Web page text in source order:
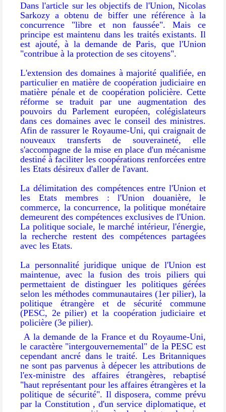
Dans l'article sur les objectifs de l'Union, Nicolas
Sarkozy a obtenu de biffer une référence à la
concurrence "libre et non faussée". Mais ce
principe est maintenu dans les traités existants. Il
est ajouté, à la demande de Paris, que l'Union
"contribue à la protection de ses citoyens".
L'extension des domaines à majorité qualifiée, en
particulier en matière de coopération judiciaire en
matière pénale et de coopération policière. Cette
réforme se traduit par une augmentation des
pouvoirs du Parlement européen, colégislateurs
dans ces domaines avec le conseil des ministres.
Afin de rassurer le Royaume-Uni, qui craignait de
nouveaux transferts de souveraineté, elle
s'accompagne de la mise en place d'un mécanisme
destiné à faciliter les coopérations renforcées entre
les Etats désireux d'aller de l'avant.
La délimitation des compétences entre l'Union et
les Etats membres : l'Union douanière, le
commerce, la concurrence, la politique monétaire
demeurent des compétences exclusives de l'Union.
La politique sociale, le marché intérieur, l'énergie,
la recherche restent des compétences partagées
avec les Etats.
La personnalité juridique unique de l'Union est
maintenue, avec la fusion des trois piliers qui
permettaient de distinguer les politiques gérées
selon les méthodes communautaires (1er pilier), la
politique étrangère et de sécurité commune
(PESC, 2e pilier) et la coopération judiciaire et
policière (3e pilier).
A la demande de la France et du Royaume-Uni,
le caractère "intergouvernemental" de la PESC est
cependant ancré dans le traité. Les Britanniques
ne sont pas parvenus à dépecer les attributions de
l'ex-ministre des affaires étrangères, rebaptisé
"haut représentant pour les affaires étrangères et la
politique de sécurité". Il disposera, comme prévu
par la Constitution , d'un service diplomatique, et